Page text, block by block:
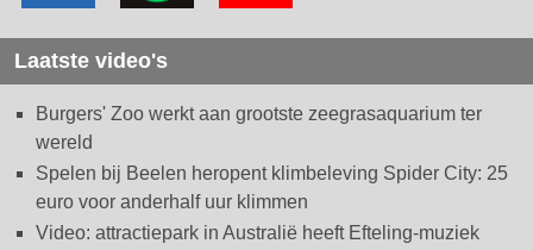
Laatste video's
Burgers' Zoo werkt aan grootste zeegrasaquarium ter
wereld
Spelen bij Beelen heropent klimbeleving Spider City: 25
euro voor anderhalf uur klimmen
Video: attractiepark in Australië heeft Efteling-muziek